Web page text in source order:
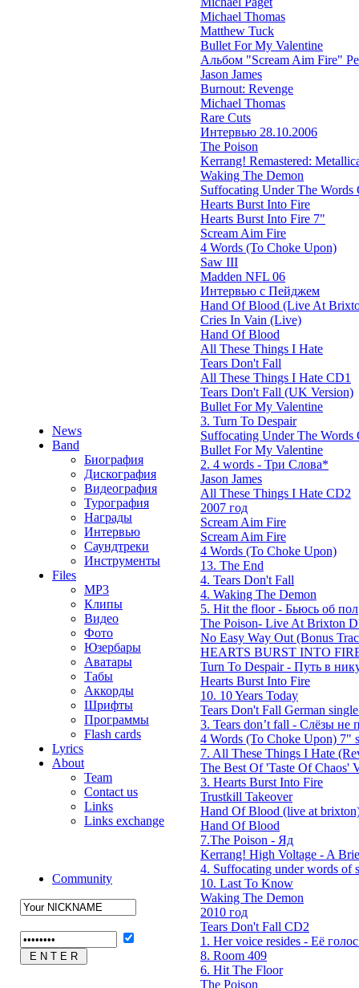
News
Band
Биография
Дискография
Видеография
Турография
Награды
Интервью
Саундтреки
Инструменты
Files
MP3
Клипы
Видео
Фото
Юзербары
Аватары
Табы
Аккорды
Шрифты
Программы
Flash cards
Lyrics
About
Team
Contact us
Links
Links exchange
Community
Michael Thomas
Matthew Tuck
Bullet For My Valentine
Альбом "Scream Aim Fire"
Jason James
Burnout: Revenge
Michael Thomas
Rare Cuts
Интервью 28.10.2006
The Poison
Kerrang! Remastered:
Waking The Demon
Suffocating Under The Words
Hearts Burst Into Fire
Hearts Burst Into Fire 7"
Scream Aim Fire
4 Words (To Choke Upon)
Saw III
Madden NFL 06
Интервью с Пейджем
Hand Of Blood (Live At
Cries In Vain (Live)
Hand Of Blood
All These Things I Hate
Tears Don't Fall
All These Things I Hate CD1
Tears Don't Fall (UK Version)
Bullet For My Valentine
3. Turn To Despair
Suffocating Under The Words
Bullet For My Valentine
2. 4 words - Три Слова*
Jason James
All These Things I Hate CD2
2007 год
Scream Aim Fire
Scream Aim Fire
4 Words (To Choke Upon)
13. The End
4. Tears Don't Fall
4. Waking The Demon
5. Hit the floor - Бьюсь об пол
The Poison- Live At Brixton
No Easy Way Out (Bonus
HEARTS BURST INTO
Turn To Despair - Путь в
Hearts Burst Into Fire
10. 10 Years Today
Tears Don't Fall German
3. Tears don’t fall - Слёзы не
4 Words (To Choke Upon) 7"
7. All These Things I Hate
The Best Of 'Taste Of Chaos'
3. Hearts Burst Into Fire
Trustkill Takeover
Hand Of Blood (live at
Hand Of Blood
7.The Poison - Яд
Kerrang! High Voltage - A
4. Suffocating under words of
10. Last To Know
Waking The Demon
2010 год
Tears Don't Fall CD2
1. Her voice resides - Её
8. Room 409
6. Hit The Floor
The Poison